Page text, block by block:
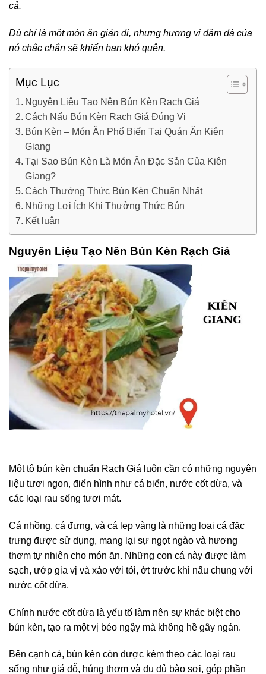
cả.
Dù chỉ là một món ăn giản dị, nhưng hương vị đậm đà của
nó chắc chắn sẽ khiến bạn khó quên.
Mục Lục
Nguyên Liệu Tạo Nên Bún Kèn Rạch Giá
Cách Nấu Bún Kèn Rạch Giá Đúng Vị
Bún Kèn – Món Ăn Phổ Biến Tại Quán Ăn Kiên
Giang
Tại Sao Bún Kèn Là Món Ăn Đặc Sản Của Kiên
Giang?
Cách Thưởng Thức Bún Kèn Chuẩn Nhất
Những Lợi Ích Khi Thưởng Thức Bún
Kết luận
Nguyên Liệu Tạo Nên Bún Kèn Rạch Giá
Một tô bún kèn chuẩn Rạch Giá luôn cần có những nguyên
liệu tươi ngon, điển hình như cá biển, nước cốt dừa, và
các loại rau sống tươi mát.
Cá nhồng, cá đựng, và cá lẹp vàng là những loại cá đặc
trưng được sử dụng, mang lại sự ngọt ngào và hương
thơm tự nhiên cho món ăn. Những con cá này được làm
sạch, ướp gia vị và xào với tỏi, ớt trước khi nấu chung với
nước cốt dừa.
Chính nước cốt dừa là yếu tố làm nên sự khác biệt cho
bún kèn, tạo ra một vị béo ngậy mà không hề gây ngán.
Bên cạnh cá, bún kèn còn được kèm theo các loại rau
sống như giá đỗ, húng thơm và đu đủ bào sợi, góp phần